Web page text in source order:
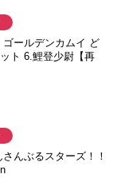
ゴールデンカムイ ど
ト 6.鯉登少尉【再
さんぶるスターズ！！